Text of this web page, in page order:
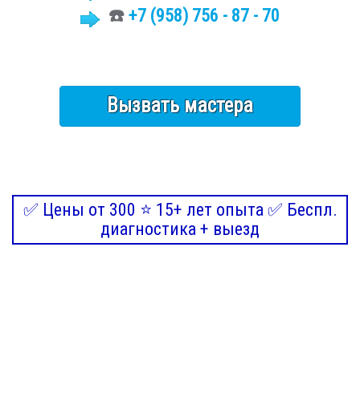
☎️ +7 (958) 756 - 87 - 70
Вызвать мастера
✅ Цены от 300 ⭐ 15+ лет опыта ✅ Беспл.
диагностика + выезд